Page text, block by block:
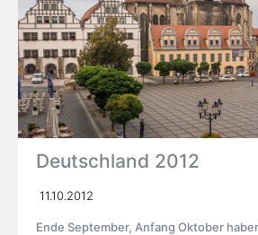
Deutschland 2012
11.10.2012
Ende September, Anfang Oktober